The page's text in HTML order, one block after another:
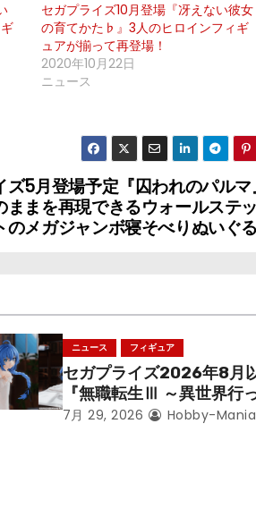
セガプライズ10月登場『冴えない彼女
の育てかた♭』3人のヒロインフィギ
ュアが揃って再登場！
2020年10月22日
ニュース
ズ5月登場予定『囚われのパルマ
ままを再現できるウォールステ
のメガジャンボ寝そべりぬいぐ
ニュース フィギュア
セガプライズ2026年8月
『無職転生Ⅲ ～異世界行
本気だす～』から「ロキ
7月 29, 2026 Hobby-